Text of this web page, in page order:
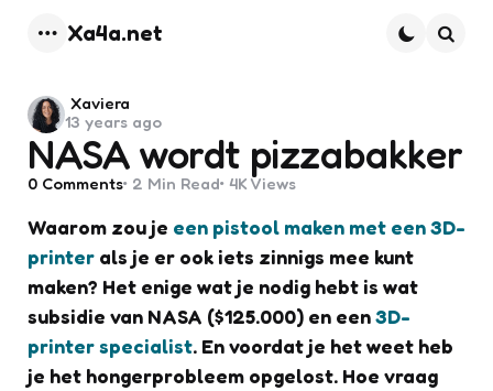
Xa4a.net
NASA wordt pizzabakker
Posted
by
Xaviera
13 years ago
0 Comments 2 Min Read 4K Views
Waarom zou je een pistool maken met een 3D-
printer als je er ook iets zinnigs mee kunt
maken? Het enige wat je nodig hebt is wat
subsidie van NASA ($125.000) en een3D-
printer specialist. En voordat je het weet heb
je het hongerprobleem opgelost. Hoe vraag